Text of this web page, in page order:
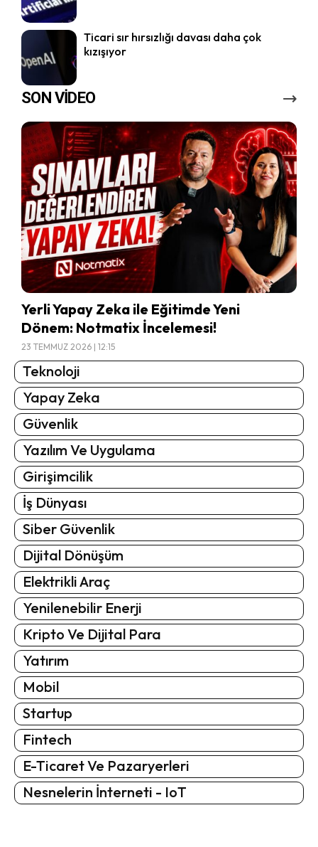
Ticari sır hırsızlığı davası daha çok
kızışıyor
SON VİDEO
Yerli Yapay Zeka ile Eğitimde Yeni
Dönem: Notmatix İncelemesi!
23 TEMMUZ 2026 | 12:15
Teknoloji
Yapay Zeka
Güvenlik
Yazılım Ve Uygulama
Girişimcilik
İş Dünyası
Siber Güvenlik
Dijital Dönüşüm
Elektrikli Araç
Yenilenebilir Enerji
Kripto Ve Dijital Para
Yatırım
Mobil
Startup
Fintech
E-Ticaret Ve Pazaryerleri
Nesnelerin İnterneti - IoT